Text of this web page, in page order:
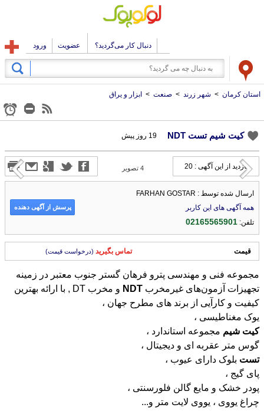
دنبال کار می‌گردید؟ عضویت ورود
استان کرمان > شهر زرند > صنعت > ابزار و یراق
کیت شیم تست NDT 19 روز پیش
4 تصویر بازدید از این آگهی : 20
ارسال شده توسط : FARHAN GOSTAR
همه آگهی های این کاربر
تلفن:02165565901
پرسش از آگهی دهنده
قیمت تماس بگیرید (درخواست قیمت)
مجموعه فنی و مهندسی پترو فرهان گستر جنوب معتبر در زمینه
تجهیزات آزمون‌های غیرمخرب NDT
و مخرب DT , با ارائه بهترین
کیفیت و کارآیی از برند های مطرح جهان ،
یوک مغناطیسی ،
کیت شیم مجموعه استاندارد ،
گوس متر عقربه ای و دیجیتال ،
تست بلوک دارای عیوب ،
پای گیج ،
پودر خشک و مایع گالن فلورسنتی ،
چراغ یووی ، یووی لایت متر و...